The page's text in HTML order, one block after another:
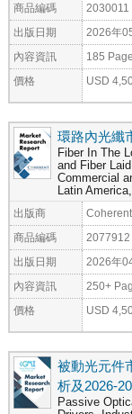
商品編碼 2030011
出版日期 2026年
內容資訊 185
價格 USD
環路內光纖
Fiber In The
and Fiber
Commercial
Latin
出版商
商品編碼 2077912
出版日期 2026年
內容資訊 250+
價格 USD
被動光元件
析及2026-
Passive